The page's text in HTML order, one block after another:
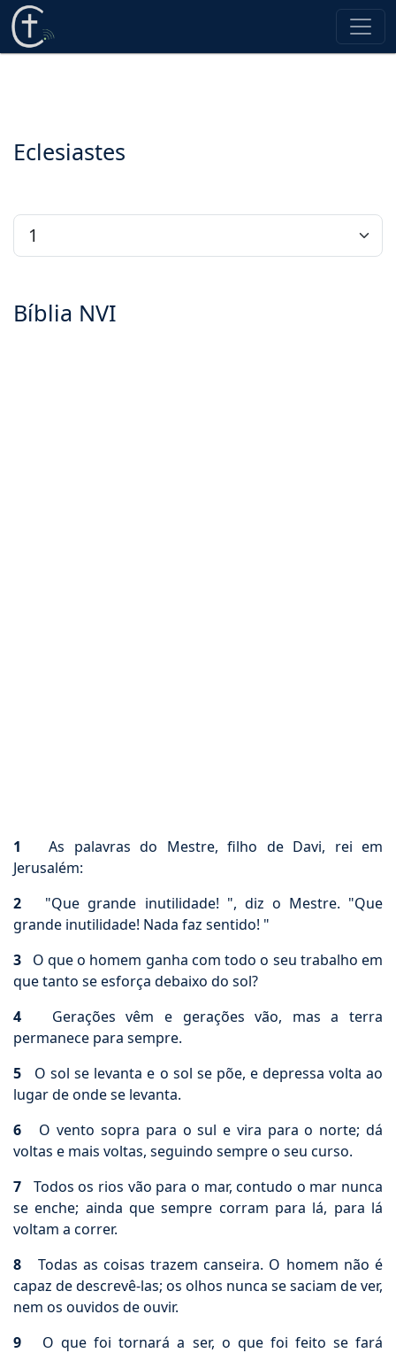
Eclesiastes
Bíblia NVI
1 As palavras do Mestre, filho de Davi, rei em
Jerusalém:
2 "Que grande inutilidade! ", diz o Mestre. "Que
grande inutilidade! Nada faz sentido! "
3 O que o homem ganha com todo o seu trabalho em
que tanto se esforça debaixo do sol?
4 Gerações vêm e gerações vão, mas a terra
permanece para sempre.
5 O sol se levanta e o sol se põe, e depressa volta ao
lugar de onde se levanta.
6 O vento sopra para o sul e vira para o norte; dá
voltas e mais voltas, seguindo sempre o seu curso.
7 Todos os rios vão para o mar, contudo o mar nunca
se enche; ainda que sempre corram para lá, para lá
voltam a correr.
8 Todas as coisas trazem canseira. O homem não é
capaz de descrevê-las; os olhos nunca se saciam de ver,
nem os ouvidos de ouvir.
9 O que foi tornará a ser, o que foi feito se fará